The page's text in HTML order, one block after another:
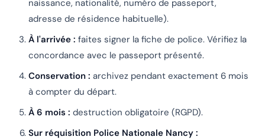
naissance, nationalité, numéro de passeport,
adresse de résidence habituelle).
À l'arrivée : faites signer la fiche de police. Vérifiez la
concordance avec le passeport présenté.
Conservation : archivez pendant exactement 6 mois
à compter du départ.
À 6 mois : destruction obligatoire (RGPD).
Sur réquisition Police Nationale Nancy :